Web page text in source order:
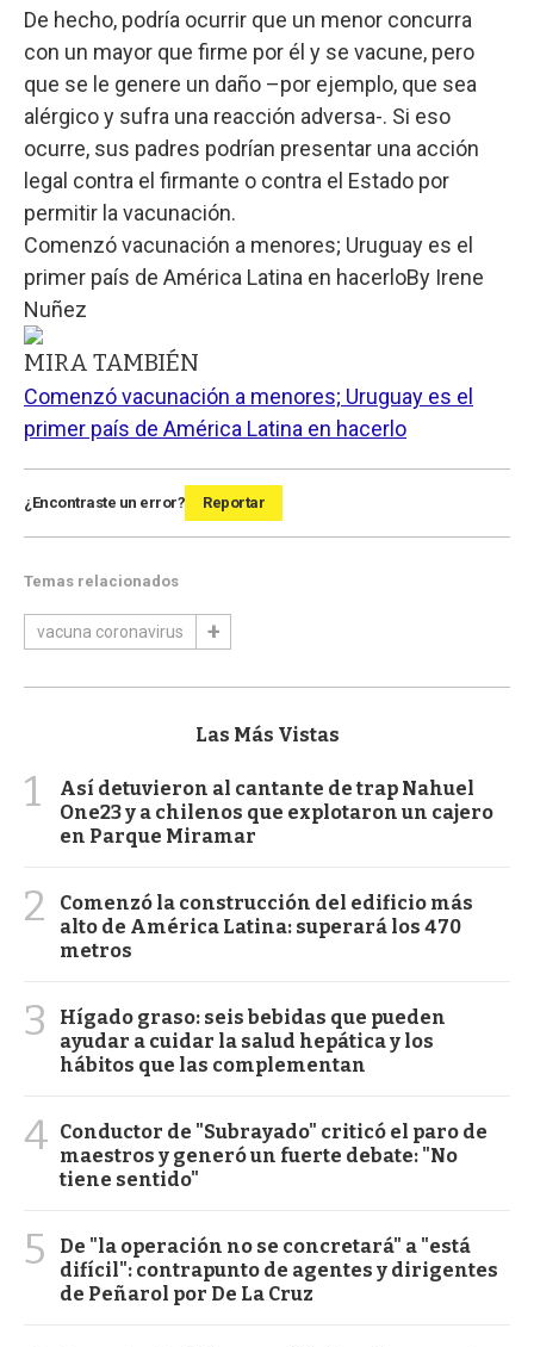
De hecho, podría ocurrir que un menor concurra
con un mayor que firme por él y se vacune, pero
que se le genere un daño –por ejemplo, que sea
alérgico y sufra una reacción adversa-. Si eso
ocurre, sus padres podrían presentar una acción
legal contra el firmante o contra el Estado por
permitir la vacunación.
Comenzó vacunación a menores; Uruguay es el
primer país de América Latina en hacerloBy Irene
Nuñez
MIRA TAMBIÉN
Comenzó vacunación a menores; Uruguay es el
primer país de América Latina en hacerlo
¿Encontraste un error? Reportar
Temas relacionados
vacuna coronavirus
Las Más Vistas
1
Así detuvieron al cantante de trap Nahuel
One23 y a chilenos que explotaron un cajero
en Parque Miramar
2
Comenzó la construcción del edificio más
alto de América Latina: superará los 470
metros
3
Hígado graso: seis bebidas que pueden
ayudar a cuidar la salud hepática y los
hábitos que las complementan
4 Conductor de "Subrayado" criticó el paro de
maestros y generó un fuerte debate: "No
tiene sentido"
5
De "la operación no se concretará" a "está
difícil": contrapunto de agentes y dirigentes
de Peñarol por De La Cruz